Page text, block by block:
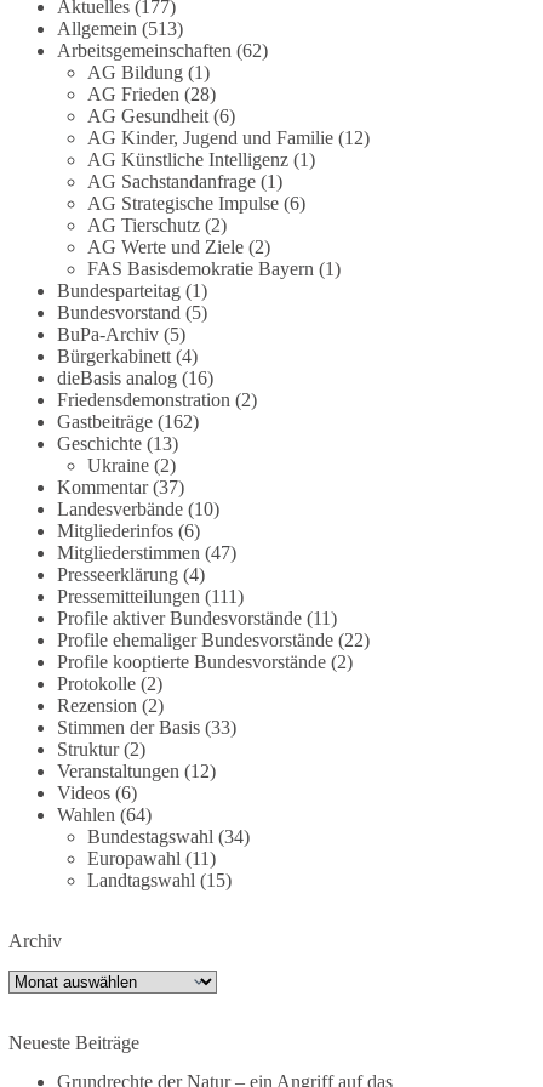
Im Politischen Frühschoppen diskutieren die
Teilnehmer das Verhältnis von Mensch, Natur und
Grundgesetz.
Beitrag der AG Strategische Impulse
Kann die Natur Träger eigener Grundrechte sein?
Oder würde eine solche Entwicklung das
Fundament unseres Grundgesetzes sprengen? Mit
dieser grundsätzlichen Frage beschäftigte sich die
Teilnehmer des Politischen Frühschoppens der
AG Strategische Impulse am 19. Juli 2026.
Referent Frank Bothmann stellte die These auf,
dass die derzeit in Teilen der Umweltbewegung
diskutierten „Grundrechte der Natur“ weit über
klassischen Naturschutz hinausreichen und
grundlegende Fragen zum Menschenbild, zum
Rechtsstaat und zur Demokratie aufwerfen. [...]
👉 Hier weiterlesen:https://diebasis-
partei.de/2026/07/grundrechte-der-natur-ein-
angriff-auf-das-grundgesetz/
🟩🟩🟦🟦🟥🟥🟧🟧
Es ging weniger um fertige Antworten als um eine
Debatte darüber, wie Freiheit, Verantwortung,
Naturschutz und Grundrechte in einer
demokratischen Gesellschaft künftig miteinander
in Einklang gebracht werden können.
#dieBasis #natur #grundrechte
#demokratie
2 Tage(n) zuvor
Aktuelles(177)
Allgemein (513)
Arbeitsgemeinschaften (62)
AG Bildung(1)
AG Frieden (28)
AG Gesundheit(6)
AG Kinder, Jugend und Familie(12)
AG Künstliche Intelligenz(1)
AG Sachstandanfrage(1)
AG Strategische Impulse(6)
AG Tierschutz(2)
AG Werte und Ziele(2)
FAS Basisdemokratie Bayern (1)
Bundesparteitag(1)
Bundesvorstand (5)
BuPa-Archiv(5)
Bürgerkabinett(4)
dieBasis analog(16)
Friedensdemonstration (2)
Gastbeiträge(162)
Geschichte(13)
Ukraine(2)
Kommentar(37)
Landesverbände(10)
Mitgliederinfos(6)
Mitgliederstimmen (47)
Presseerklärung(4)
Pressemitteilungen (111)
Profile aktiver Bundesvorstände(11)
Profile ehemaliger Bundesvorstände(22)
Profile kooptierte Bundesvorstände(2)
Protokolle(2)
Rezension (2)
Stimmen der Basis(33)
Struktur(2)
Veranstaltungen (12)
Videos(6)
Wahlen (64)
Bundestagswahl (34)
Europawahl (11)
Landtagswahl (15)
Archiv
Archiv
Neueste Beiträge
Grundrechte der Natur – ein Angriff auf das